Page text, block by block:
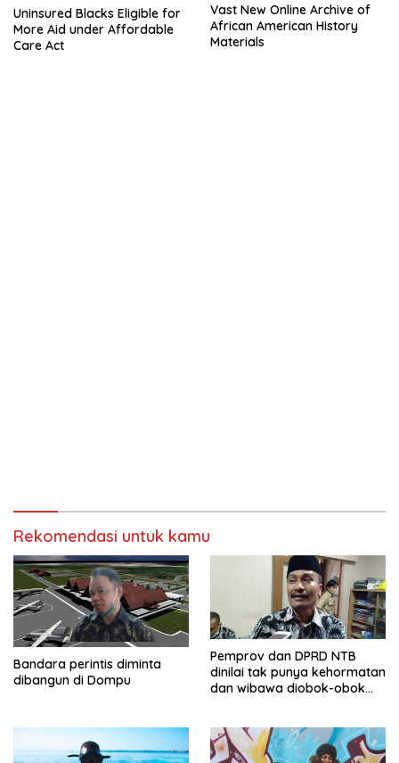
Uninsured Blacks Eligible for
More Aid under Affordable
Care Act
Vast New Online Archive of
African American History
Materials
Rekomendasi untuk kamu
Bandara perintis diminta
dibangun di Dompu
Pemprov dan DPRD NTB
dinilai tak punya kehormatan
dan wibawa diobok-obok